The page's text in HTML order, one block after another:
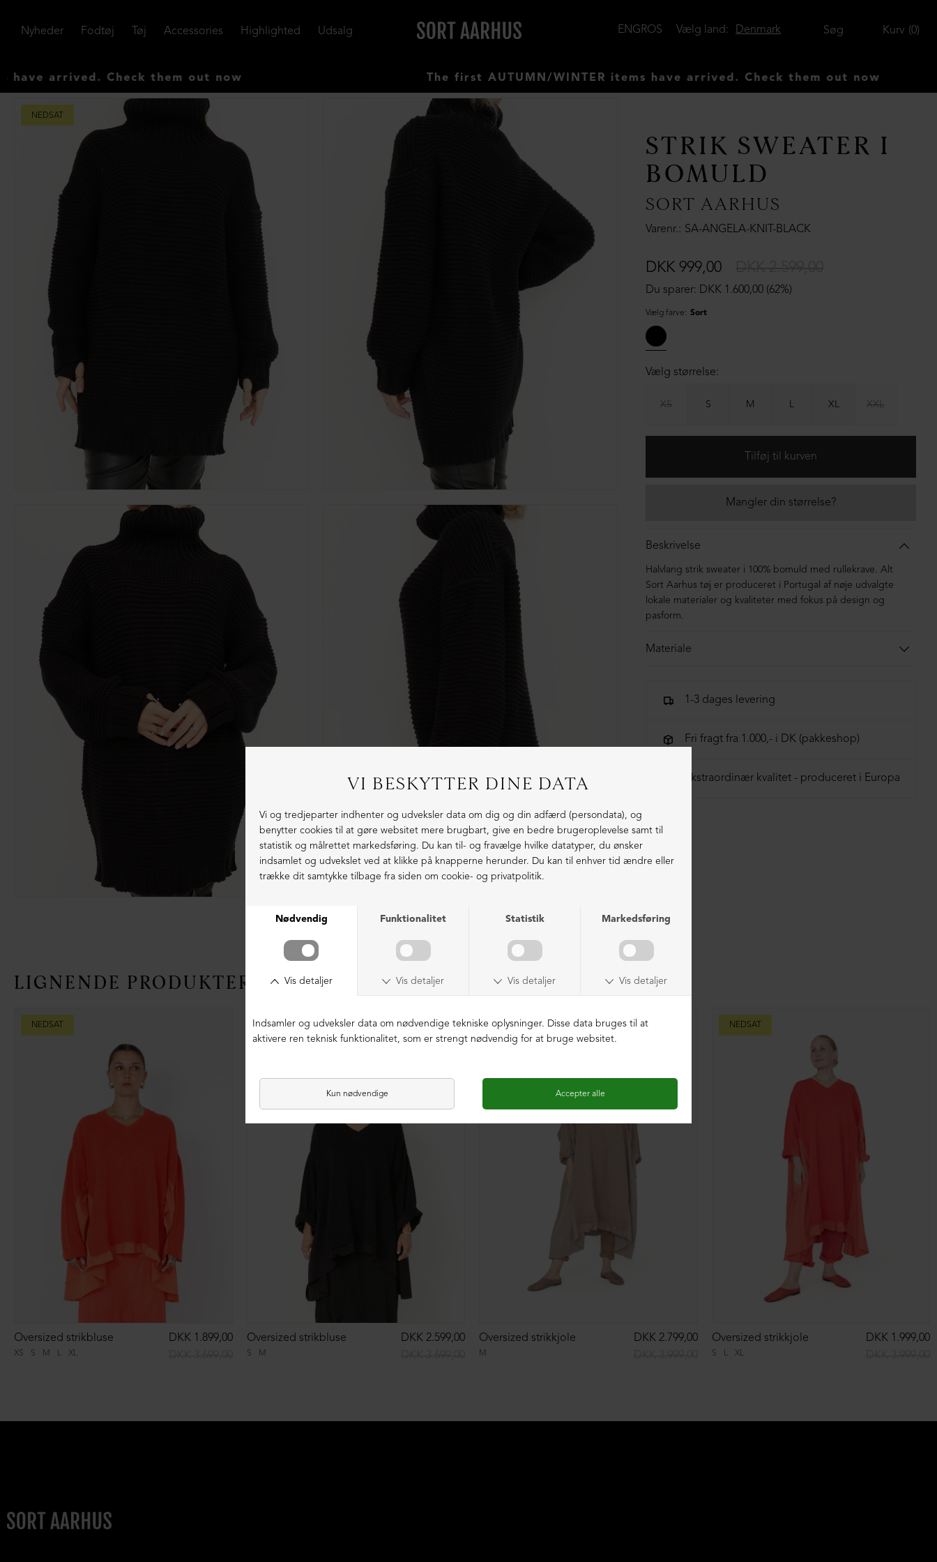
Nyheder Fodtøj Tøj Accessories Highlighted Udsalg Kurv 0
Søg
Denmark
Vælg land:
ENGROS
Check them out now The first AUTUMN/WINTER items have arrived. Check them out now
NEDSAT
STRIK SWEATER I
BOMULD
SORT AARHUS
Varenr. SA-ANGELA-KNIT-BLACK
Du sparer: DKK 1.600,00 (62%)
DKK 999,00
Vælg farve: Sort
Vælg størrelse:
XS S M L XL XXL
Mangler din størrelse?
Beskrivelse
Halvlang strik sweater i 100% bomuld med rullekrave. Alt
Sort Aarhus tøj er produceret i Portugal af nøje udvalgte
lokale materialer og kvaliteter med fokus på design og
pasform.
Materiale
1-3 dages levering
Fri fragt fra 1.000,- i DK (pakkeshop)
Ekstraordinær kvalitet - produceret i Europa
LIGNENDE PRODUKTER
NEDSAT
XS S M L XL
Oversized strikbluse
DKK 1.899,00
NEDSAT
S M
Oversized strikbluse
DKK 2.599,00
NEDSAT
M
Oversized strikkjole
DKK 2.799,00
NEDSAT
S L XL
Oversized strikkjole
DKK 1.999,00